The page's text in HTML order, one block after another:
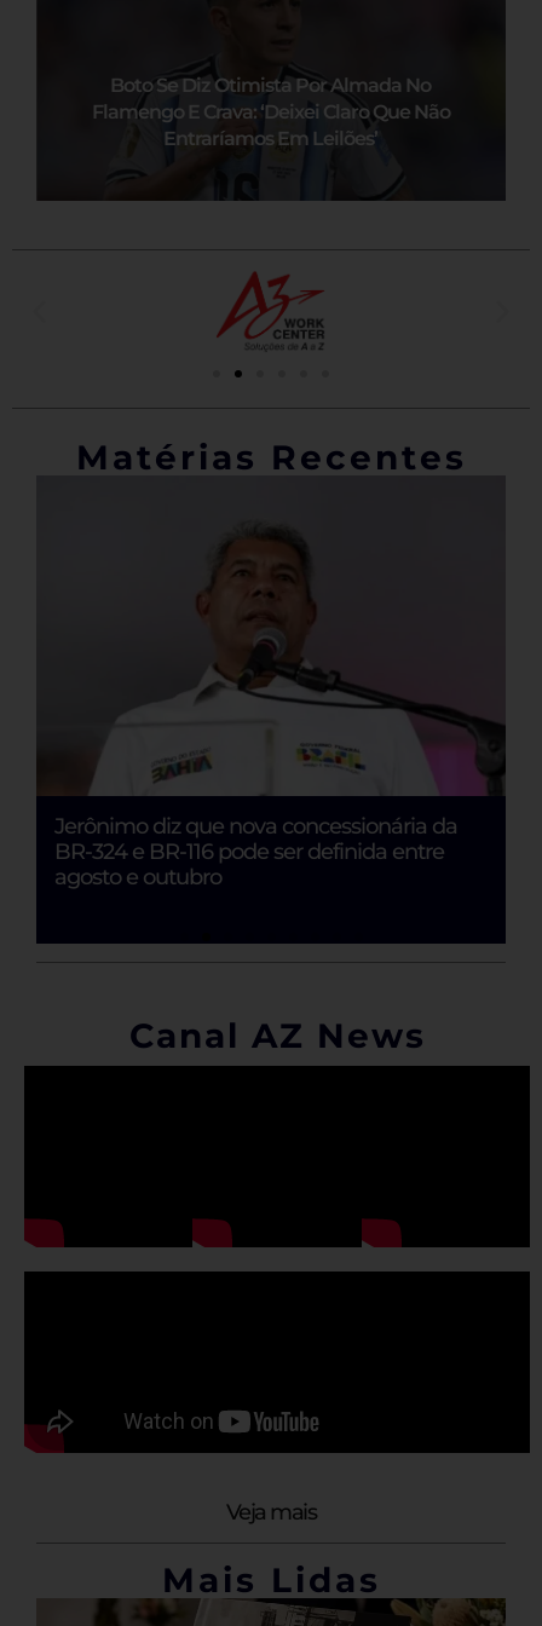
Boto Se Diz Otimista Por Almada No
Flamengo E Crava: ‘Deixei Claro Que Não
Entraríamos Em Leilões’
Matérias Recentes
diz que nova concessionária da
324 e BR-116 pode ser definida entre
e outubro
Ex-
Canal AZ News
Veja mais
Mais Lidas